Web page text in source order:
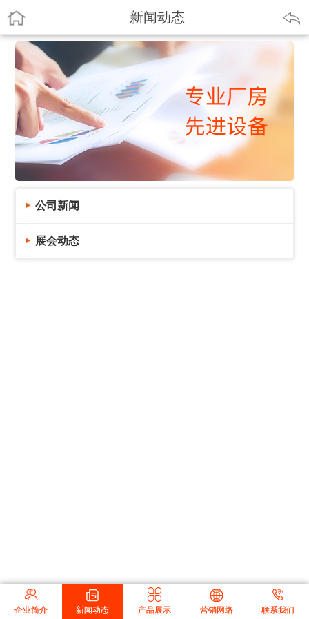
新闻动态
公司新闻
展会动态

企业简介

新闻动态

产品展示

营销网络

联系我们